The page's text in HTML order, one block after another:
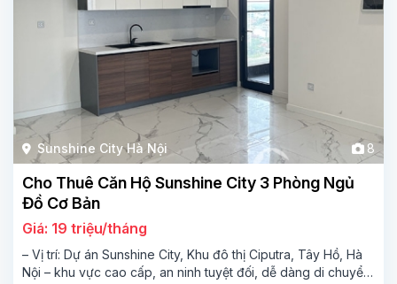
Sunshine City Hà Nội 8
Cho Thuê Căn Hộ Sunshine City 3 Phòng Ngủ
Đồ Cơ Bản
Giá: 19 triệu/tháng
– Vị trí: Dự án Sunshine City, Khu đô thị Ciputra, Tây Hồ, Hà
Nội – khu vực cao cấp, an ninh tuyệt đối, dễ dàng di chuyển